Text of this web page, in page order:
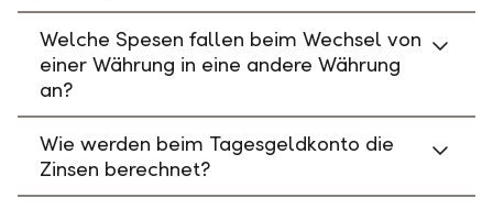
Welche Spesen fallen beim Wechsel von
einer Währung in eine andere Währung
an?
Wie werden beim Tagesgeldkonto die
Zinsen berechnet?